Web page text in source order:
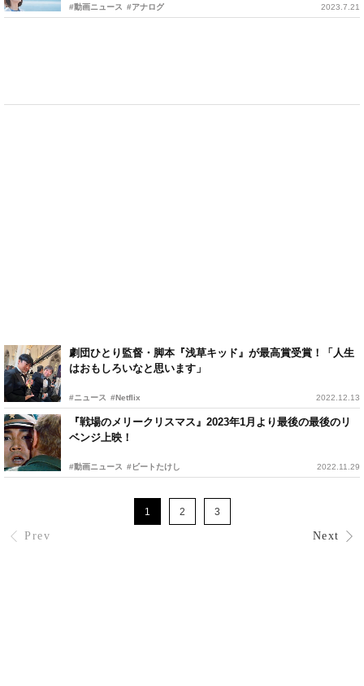
#動画ニュース #アナログ 2023.7.21
劇団ひとり監督・脚本『浅草キッド』が最高賞受賞！「人生
はおもしろいなと思います」
#ニュース #Netflix 2022.12.13
『戦場のメリークリスマス』2023年1月より最後の最後のリ
ベンジ上映！
#動画ニュース #ビートたけし 2022.11.29
Prev
1 2 3
Next